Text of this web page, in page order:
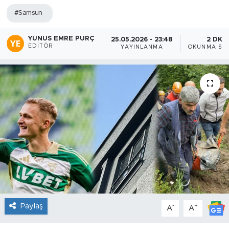
#Samsun
YUNUS EMRE PURÇ
EDITÖR
25.05.2026 - 23:48
YAYINLANMA
2 DK
OKUNMA
Paylaş A- A+
Haber Arşivi